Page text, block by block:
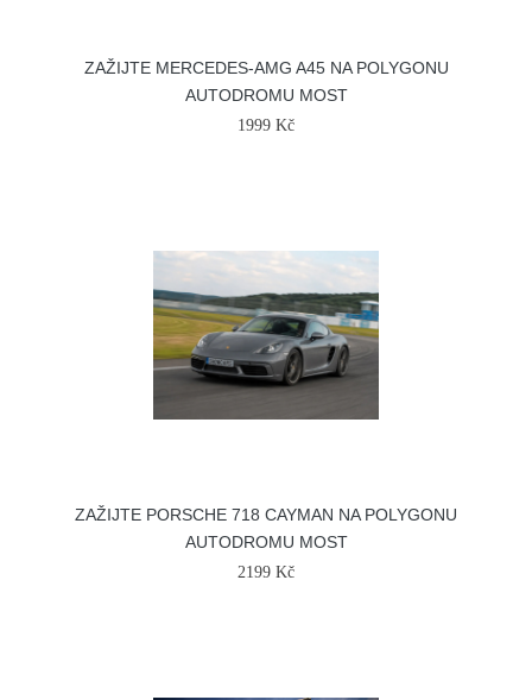
ZAŽIJTE MERCEDES-AMG A45 NA POLYGONU
AUTODROMU MOST
1999 Kč
ZAŽIJTE PORSCHE 718 CAYMAN NA POLYGONU
AUTODROMU MOST
2199 Kč